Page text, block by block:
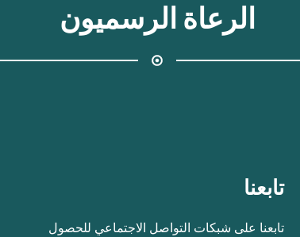
الرعاة الرسميون
تابعنا
تابعنا على شبكات التواصل الاجتماعي للحصول